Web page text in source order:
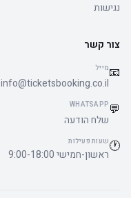
נגישות
צור קשר
📧מייל
info@ticketsbooking.co.il
💬
WHATSAPP
שלח הודעה
🕐שעות פעילות
ראשון-חמישי 9:00-18:00